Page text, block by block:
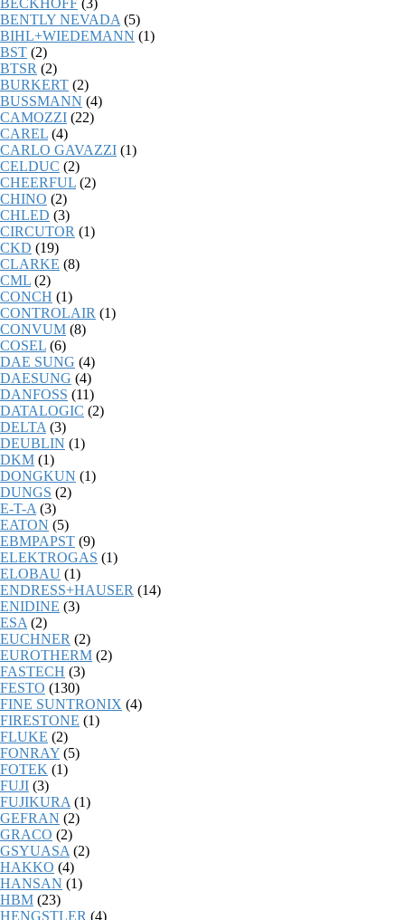
BECKHOFF (3)
BENTLY NEVADA (5)
BIHL+WIEDEMANN (1)
BST (2)
BTSR (2)
BURKERT (2)
BUSSMANN (4)
CAMOZZI (22)
CAREL (4)
CARLO GAVAZZI (1)
CELDUC (2)
CHEERFUL (2)
CHINO (2)
CHLED (3)
CIRCUTOR (1)
CKD (19)
CLARKE (8)
CML (2)
CONCH (1)
CONTROLAIR (1)
CONVUM (8)
COSEL (6)
DAE SUNG (4)
DAESUNG (4)
DANFOSS (11)
DATALOGIC (2)
DELTA (3)
DEUBLIN (1)
DKM (1)
DONGKUN (1)
DUNGS (2)
E-T-A (3)
EATON (5)
EBMPAPST (9)
ELEKTROGAS (1)
ELOBAU (1)
ENDRESS+HAUSER (14)
ENIDINE (3)
ESA (2)
EUCHNER (2)
EUROTHERM (2)
FASTECH (3)
FESTO (130)
FINE SUNTRONIX (4)
FIRESTONE (1)
FLUKE (2)
FONRAY (5)
FOTEK (1)
FUJI (3)
FUJIKURA (1)
GEFRAN (2)
GRACO (2)
GSYUASA (2)
HAKKO (4)
HANSAN (1)
HBM (23)
HENGSTLER (4)